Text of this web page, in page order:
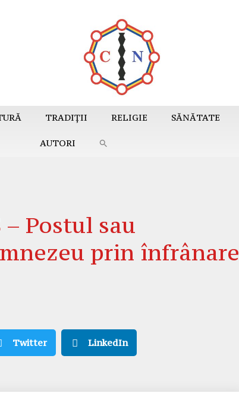
TRADIȚII RELIGIE SĂNĂTATE
AUTORI
– Postul sau
prin înfrânare
Twitter LinkedIn